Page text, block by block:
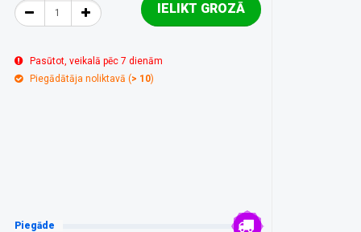
IELIKT GROZĀ
Pasūtot, veikalā pēc 7 dienām
Piegādātāja noliktavā (> 10)
Piegāde